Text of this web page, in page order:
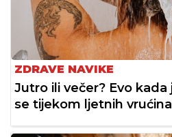
ZDRAVE NAVIKE
Jutro ili večer? Evo
se tijekom ljetnih vrućina